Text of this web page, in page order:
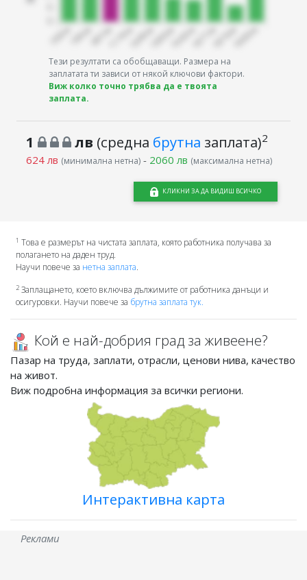
Тези резултати са обобщаващи. Размера на
заплатата ти зависи от някой ключови фактори.
Виж колко точно трябва да е твоята
заплата.
1 лв (средна брутна заплата)2
624 лв (минимална нетна)- 2060 лв (максимална нетна)
КЛИКНИ ЗА ДА ВИДИШ ВСИЧКО
1 Това е размерът на чистата заплата, която работника получава за
полагането на даден труд.
Научи повече за нетна заплата.
2Заплащането, което включва дължимите от работника данъци и
осигуровки. Научи повече за брутна заплата тук.
Кой е най-добрия град за живеене?
Пазар на труда, заплати, отрасли, ценови нива, качество
на живот.
Виж подробна информация за всички региони.
Интерактивна карта
Реклами